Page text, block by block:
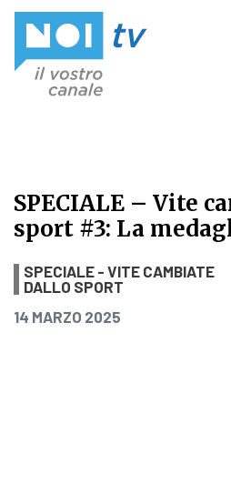
SPECIALE – Vite
sport #3: La
SPECIALE – Vite
SPECIALE - VITE CAMBIATE
DALLO SPORT
PUBBLICATO IL
14 MARZO 2025